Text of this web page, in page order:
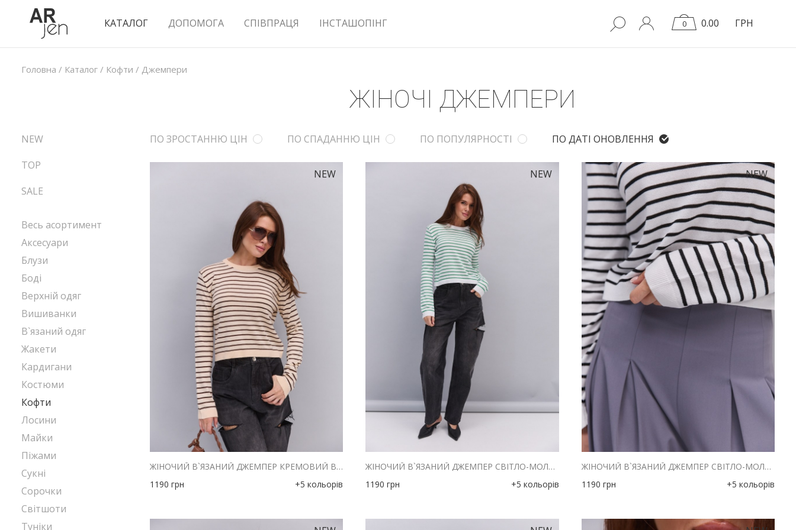
КАТАЛОГ ДОПОМОГА СПІВПРАЦЯ ІНСТАШОПІНГ 0 0.00 ГРН
Головна / Каталог / Кофти / Джемпери
ЖІНОЧІ ДЖЕМПЕРИ
ПО ЗРОСТАННЮ ЦІН ПО СПАДАННЮ ЦІН ПО ПОПУЛЯРНОСТІ ПО ДАТІ ОНОВЛЕННЯ
NEW
ЖІНОЧИЙ В`ЯЗАНИЙ ДЖЕМПЕР КРЕМОВИЙ В ШОКОЛАДНУ СМУЖКУ
1190 грн +5 кольорів
NEW
ЖІНОЧИЙ В`ЯЗАНИЙ ДЖЕМПЕР СВІТЛО-МОЛОЧНИЙ В ЗЕЛЕНУ СМУЖКУ
1190 грн +5 кольорів
NEW
ЖІНОЧИЙ В`ЯЗАНИЙ ДЖЕМПЕР СВІТЛО-МОЛОЧНИЙ В ЧОРНУ СМУЖКУ
1190 грн +5 кольорів
NEW
TOP
SALE
Весь асортимент
Аксесуари
Блузи
Боді
Верхній одяг
Вишиванки
В`язаний одяг
Жакети
Кардигани
Костюми
Кофти
Лосини
Майки
Піжами
Сукні
Сорочки
Світшоти
Туніки